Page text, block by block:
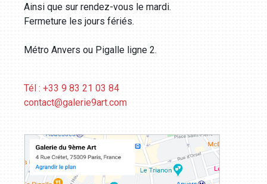
Ainsi que sur rendez-vous le mardi.
Fermeture les jours fériés.
Métro Anvers ou Pigalle ligne 2.
Tél : +33 9 83 21 03 84
contact@galerie9art.com